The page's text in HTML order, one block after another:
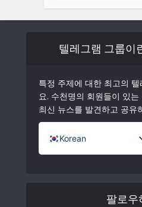
텔레그램 그룹이
특정 주제에 대한 최고의
요. 수천명의 회원들이 있
최신 뉴스를 발견하고 공유
Korean
French (France)
팔로우